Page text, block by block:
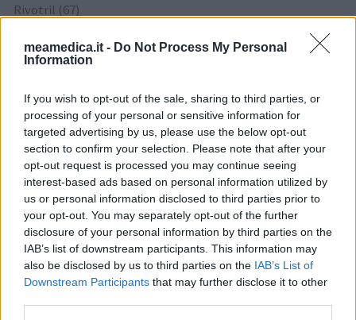
meamedica.it - Do Not Process My Personal
Information
If you wish to opt-out of the sale, sharing to third parties, or
processing of your personal or sensitive information for
targeted advertising by us, please use the below opt-out
section to confirm your selection. Please note that after your
opt-out request is processed you may continue seeing
interest-based ads based on personal information utilized by
us or personal information disclosed to third parties prior to
your opt-out. You may separately opt-out of the further
disclosure of your personal information by third parties on the
IAB’s list of downstream participants. This information may
also be disclosed by us to third parties on the IAB’s List of
Downstream Participants that may further disclose it to other
Rivotril (67)
Mirtazapina (67)
Depressione - antidepressivi altro
Simvastatina (64)
Colesterolo
Omeprazolo (62)
Acidità gastrica - Inibitori della pompa protonica
Livial (61)
Ormoni - estrogeni
Trulicity (61)
Diabete - farmaci orali
Amoxicillina (60)
Antibiotici - penicilline ad ampio spettro